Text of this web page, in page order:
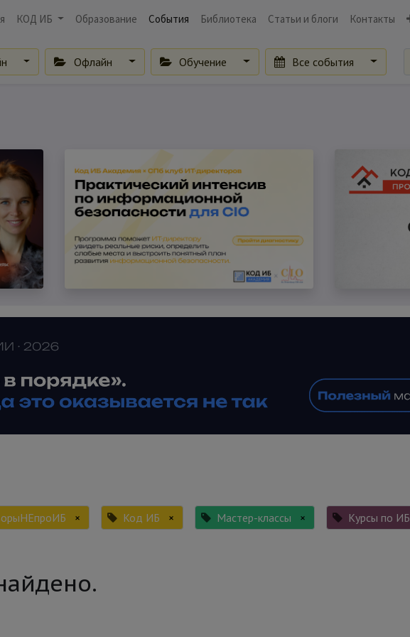
КОД ИБ Образование События Библиотека Статьи и блоги Контакты
Офлайн Обучение Все события
× Код ИБ × Мастер-классы × Курсы по ИБ